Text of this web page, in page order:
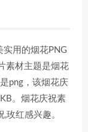
实用的烟花PNG
素材主题是烟花
png，该烟花庆
。烟花庆祝素
玫红感兴趣。